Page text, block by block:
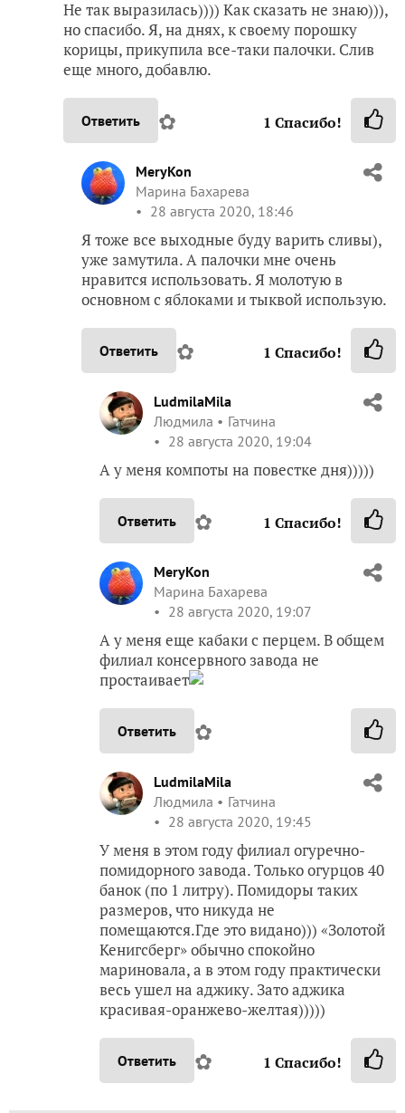
Не так выразилась)))) Как сказать не знаю))),
но спасибо. Я, на днях, к своему порошку
корицы, прикупила все-таки палочки. Слив
еще много, добавлю.
Ответить ✿ 1 Спасибо!
MeryKon
Марина Бахарева
28 августа 2020, 18:46
Я тоже все выходные буду варить сливы),
уже замутила. А палочки мне очень
нравится использовать. Я молотую в
основном с яблоками и тыквой использую.
Ответить ✿ 1 Спасибо!
LudmilaMila
Людмила
Гатчина
28 августа 2020, 19:04
А у меня компоты на повестке дня)))))
Ответить ✿ 1 Спасибо!
MeryKon
Марина Бахарева
28 августа 2020, 19:07
А у меня еще кабаки с перцем. В общем
филиал консервного завода не
простаивает
Ответить ✿
LudmilaMila
Людмила
Гатчина
28 августа 2020, 19:45
У меня в этом году филиал огуречно-
помидорного завода. Только огурцов 40
банок (по 1 литру). Помидоры таких
размеров, что никуда не
помещаются.Где это видано))) «Золотой
Кенигсберг» обычно спокойно
мариновала, а в этом году практически
весь ушел на аджику. Зато аджика
красивая-оранжево-желтая)))))
Ответить ✿ 1 Спасибо!